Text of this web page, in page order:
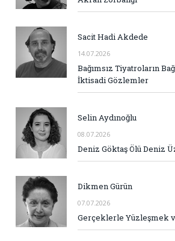
Sacit Hadi Akdede
14.07.2026
Bağımsız Tiyatroların
İktisadi Gözlemler
Selin Aydınoğlu
08.07.2026
Deniz Göktaş Ölü Deniz
Dikmen Gürün
07.07.2026
Gerçeklerle Yüzleşmek